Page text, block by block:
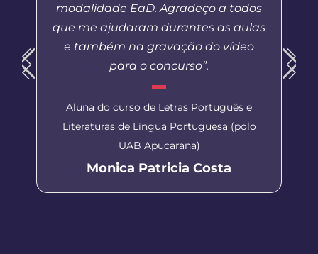
modalidade EaD. Agradeço a todos
que me ajudaram durantes as aulas
e também na gravação do vídeo
para o concurso”.
Aluna do curso de Letras Português e
Literaturas de Língua Portuguesa (polo
UAB Apucarana)
Monica Patricia Costa